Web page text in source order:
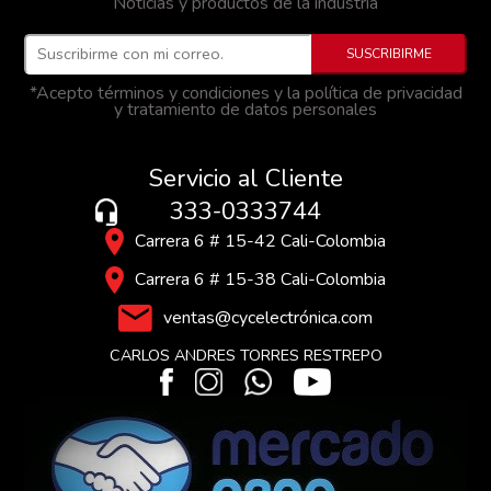
*Acepto términos y condiciones y la política de privacidad
y tratamiento de datos personales
Servicio al Cliente
333-0333744
Carrera 6 # 15-42 Cali-Colombia
Carrera 6 # 15-38 Cali-Colombia
ventas@cycelectrónica.com
CARLOS ANDRES TORRES RESTREPO